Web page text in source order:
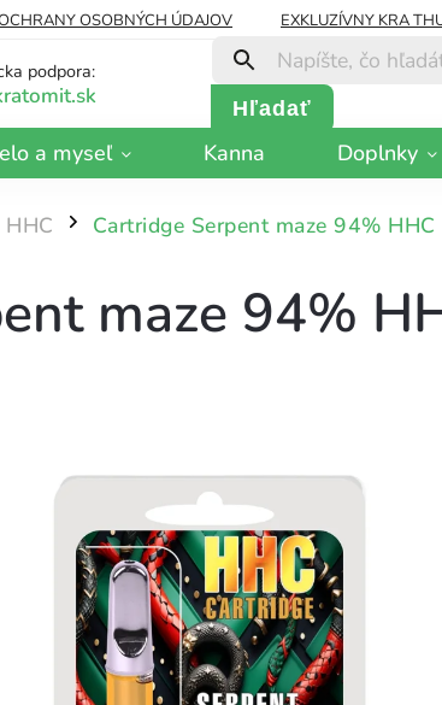
OSOBNÝCH ÚDAJOV EXKLUZÍVNY KRA
podpora:
Hľadať
a myseľ Kanna Doplnky
HHC / Cartridge Serpent maze 94%
maze 94%